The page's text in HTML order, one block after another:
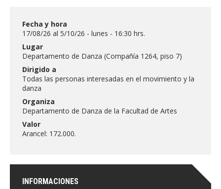
DEPARTAMENTOS
Estudiantes
Académicas/os
INFORMACIONES
Fecha y hora
17/08/26 al 5/10/26 - lunes - 16:30 hrs.
Lugar
Departamento de Danza (Compañía 1264, piso 7)
Dirigido a
Todas las personas interesadas en el movimiento y la
danza
Organiza
Departamento de Danza de la Facultad de Artes
Valor
Arancel: 172.000.